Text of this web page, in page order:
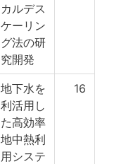
カルデス
ケーリン
グ法の研
究開発
地下水を
利活用し
た高効率
地中熱利
用システ
16